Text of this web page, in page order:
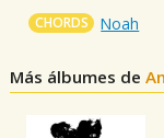
CHORDS Noah
Más álbumes de